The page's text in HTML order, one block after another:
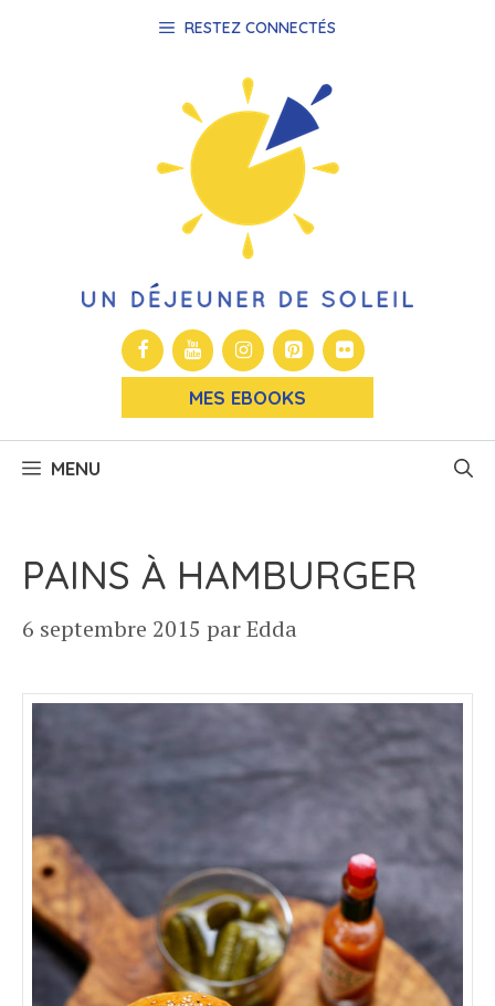
RESTEZ CONNECTÉS
MES EBOOKS
MENU
PAINS À HAMBURGER
6 septembre 2015 parEdda